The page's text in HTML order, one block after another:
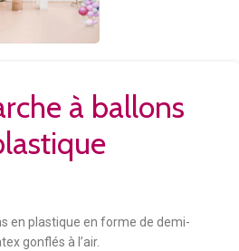
à ballons
en plastique en forme de demi-
gonflés à l’air.